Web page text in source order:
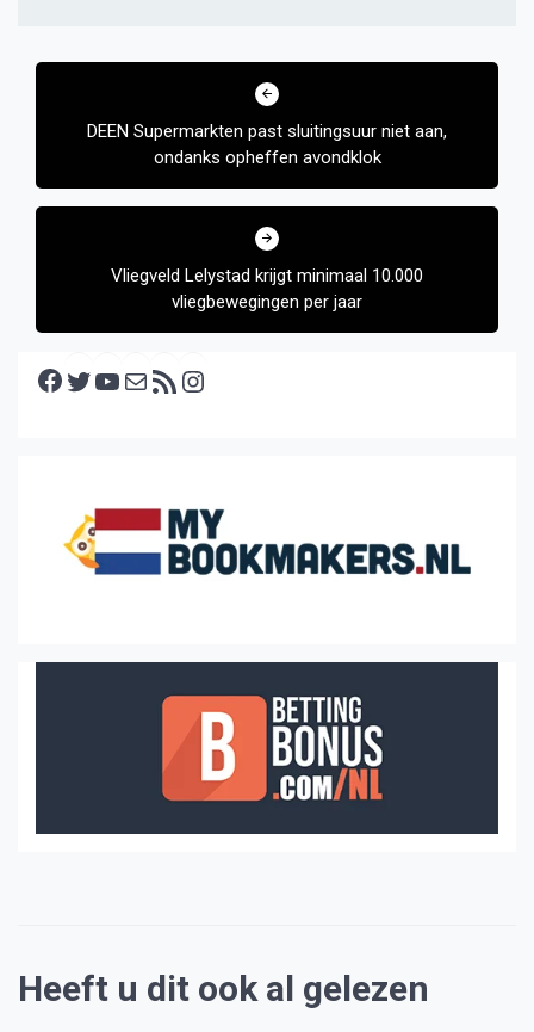
Bericht
DEEN Supermarkten past sluitingsuur niet aan,
ondanks opheffen avondklok
Vliegveld Lelystad krijgt minimaal 10.000
vliegbewegingen per jaar
Facebook Twitter YouTube E-mail RSS feed
Heeft u dit ook al gelezen